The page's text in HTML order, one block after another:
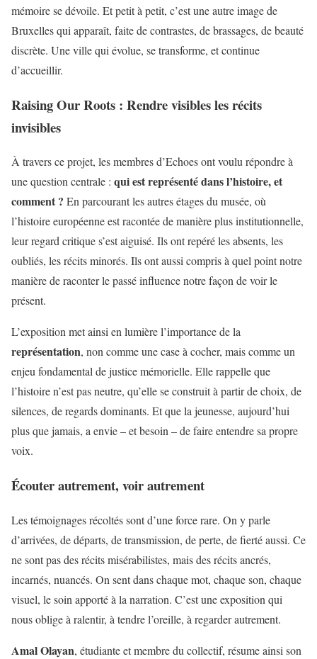
mémoire se dévoile. Et petit à petit, c’est une autre image de
Bruxelles qui apparaît, faite de contrastes, de brassages, de beauté
discrète. Une ville qui évolue, se transforme, et continue
d’accueillir.
Raising Our Roots : Rendre visibles les récits
invisibles
À travers ce projet, les membres d’Echoes ont voulu répondre à
une question centrale : qui est représenté dans l’histoire, et
comment ? En parcourant les autres étages du musée, où
l’histoire européenne est racontée de manière plus institutionnelle,
leur regard critique s’est aiguisé. Ils ont repéré les absents, les
oubliés, les récits minorés. Ils ont aussi compris à quel point notre
manière de raconter le passé influence notre façon de voir le
présent.
L’exposition met ainsi en lumière l’importance de la
représentation, non comme une case à cocher, mais comme un
enjeu fondamental de justice mémorielle. Elle rappelle que
l’histoire n’est pas neutre, qu’elle se construit à partir de choix, de
silences, de regards dominants. Et que la jeunesse, aujourd’hui
plus que jamais, a envie – et besoin – de faire entendre sa propre
voix.
Écouter autrement, voir autrement
Les témoignages récoltés sont d’une force rare. On y parle
d’arrivées, de départs, de transmission, de perte, de fierté aussi. Ce
ne sont pas des récits misérabilistes, mais des récits ancrés,
incarnés, nuancés. On sent dans chaque mot, chaque son, chaque
visuel, le soin apporté à la narration. C’est une exposition qui
nous oblige à ralentir, à tendre l’oreille, à regarder autrement.
Amal Olayan, étudiante et membre du collectif, résume ainsi son